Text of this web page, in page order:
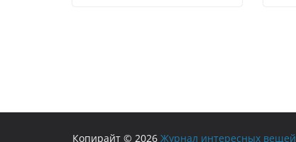
Копирайт © 2026 Журнал интересных вещей